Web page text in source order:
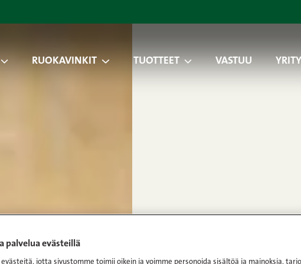
RUOKAVINKIT TUOTTEET VASTUU
palvelua evästeillä
evästeitä, jotta sivustomme toimii oikein ja voimme personoida sisältöä ja mainoksia,